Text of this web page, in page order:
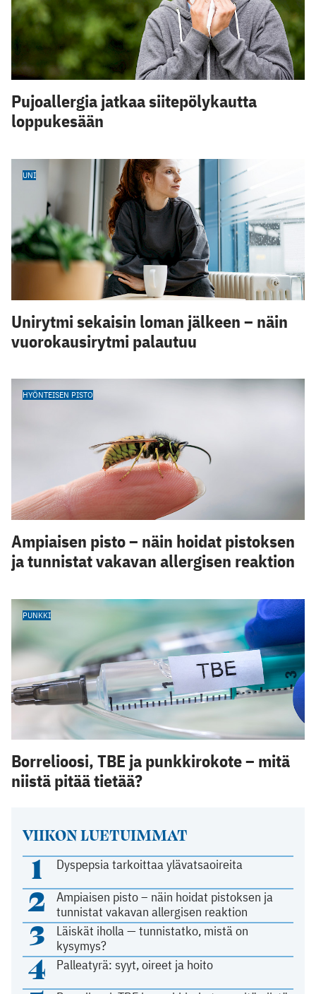
VIIKON LUETUIMMAT
1 Dyspepsia tarkoittaa ylävatsaoireita
2
Ampiaisen pisto – näin hoidat pistoksen ja
tunnistat vakavan allergisen reaktion
3
Läiskät iholla — tunnistatko, mistä on
kysymys?
4 Palleatyrä: syyt, oireet ja hoito
Pujoallergia jatkaa siitepölykautta
loppukesään
UNI
Unirytmi sekaisin loman jälkeen – näin
vuorokausirytmi palautuu
HYÖNTEISEN PISTO
Ampiaisen pisto – näin hoidat pistoksen
ja tunnistat vakavan allergisen reaktion
PUNKKI
Borrelioosi, TBE ja punkkirokote – mitä
niistä pitää tietää?